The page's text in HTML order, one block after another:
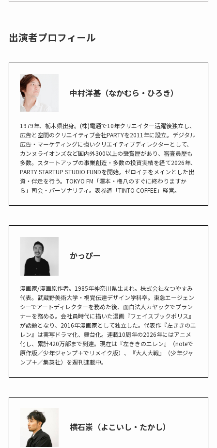
出演者プロフィール
中村洋基（なかむら・ひろき）
1979年、栃木県出身。(株)電通で10年クリエイター活躍後独立し、
広告と空間のクリエイティブ会社PARTYを2011年に設立。デジタル
広告・マーケティングに強いクリエイティブディレクターとして、
カンヌライオンズなど国内外300以上の受賞歴があり、審査員歴も
多数。スタートアップの事業創造・多数の投資実績を経て2026年、
PARTY STARTUP STUDIO FUNDを開始。ゼロイチをメインとした出
資・伴走を行う。TOKYO FM「澤本・権八のすぐに終わりますか
ら」司会・パーソナリティ。表参道「TINTO COFFEE」経営。
かっぴー
漫画家/漫画原作者。1985年神奈川県生まれ。株式会社なつやすみ
代表。武蔵野美術大学・視覚伝達デザイン学科卒。東急エージェン
シーでアートディレクターを務めた後、面白法人カヤックでプラン
ナーを務める。会社員時代に描いた漫画『フェイスブックポリス』
が話題となり、2016年漫画家として独立した。代表作『左ききのエ
レン』は実写ドラマ化、舞台化。連載10周年の2026年にはアニメ
化し、累計420万部まで到達。現在は『左ききのエレン』（noteで
原作版／少年ジャンプ＋でリメイク版）、『大人大戦』（少年ジャ
ンプ＋／集英社）を週刊連載中。
横石崇（よこいし・たかし）